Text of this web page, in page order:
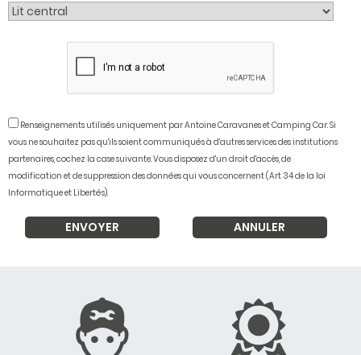
Renseignements utilisés uniquement par Antoine Caravanes et Camping Car. Si
vous ne souhaitez pas qu'ils soient communiqués à d'autres services des institutions
partenaires, cochez la case suivante. Vous disposez d'un droit d'accès, de
modification et de suppression des données qui vous concernent (Art 34 de la loi
Informatique et Libertés).